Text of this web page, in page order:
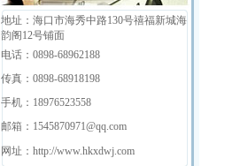
地址：海口市海秀中路130号禧福新城海
韵阁12号铺面
电话：0898-68962188
传真：0898-68918198
手机：18976523558
邮箱：1545870971@qq.com
网址：http://www.hkxdwj.com